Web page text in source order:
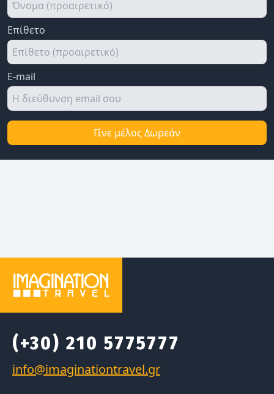
Επίθετο
E-mail
Γίνε μέλος Δωρεάν
(+30) 210 5775777